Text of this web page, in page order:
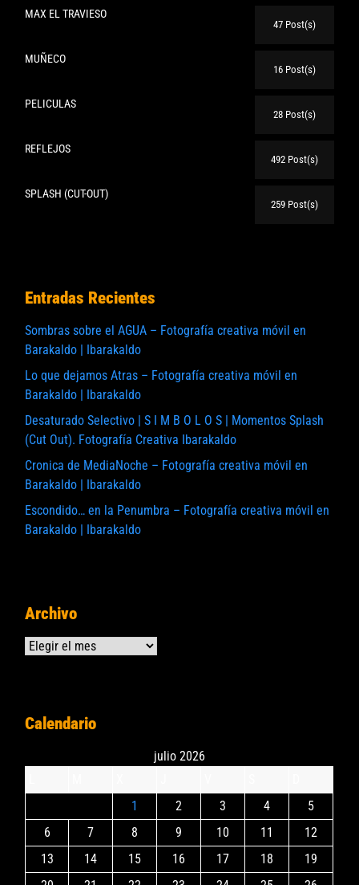
MAX EL TRAVIESO
47 Post(s)
MUÑECO
16 Post(s)
PELICULAS
28 Post(s)
REFLEJOS
492 Post(s)
SPLASH (CUT-OUT)
259 Post(s)
Entradas Recientes
Sombras sobre el AGUA – Fotografía creativa móvil en
Barakaldo | Ibarakaldo
Lo que dejamos Atras – Fotografía creativa móvil en
Barakaldo | Ibarakaldo
Desaturado Selectivo | S I M B O L O S | Momentos Splash
(Cut Out). Fotografía Creativa Ibarakaldo
Cronica de MediaNoche – Fotografía creativa móvil en
Barakaldo | Ibarakaldo
Escondido… en la Penumbra – Fotografía creativa móvil en
Barakaldo | Ibarakaldo
Archivo
Archivos
Calendario
julio 2026
1
2 3 4
5
6
7 8 9 10 11
12
13
14 15 16 17 18
19